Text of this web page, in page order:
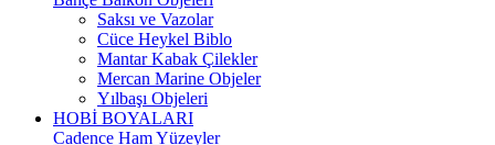
Saksı ve Vazolar
Cüce Heykel Biblo
Mantar Kabak Çilekler
Mercan Marine Objeler
Yılbaşı Objeleri
HOBİ BOYALARI
Cadence Ham Yüzeyler